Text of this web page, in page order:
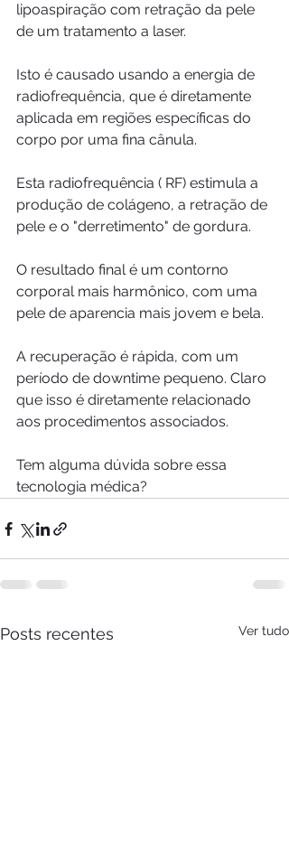
lipoaspiração com retração da pele
de um tratamento a laser.
Isto é causado usando a energia de
radiofrequência, que é diretamente
aplicada em regiões específicas do
corpo por uma fina cânula.
Esta radiofrequência ( RF) estimula a
produção de colágeno, a retração de
pele e o "derretimento" de gordura.
O resultado final é um contorno
corporal mais harmônico, com uma
pele de aparencia mais jovem e bela.
A recuperação é rápida, com um
período de downtime pequeno. Claro
que isso é diretamente relacionado
aos procedimentos associados.
Tem alguma dúvida sobre essa
tecnologia médica?
Posts recentes Ver tudo